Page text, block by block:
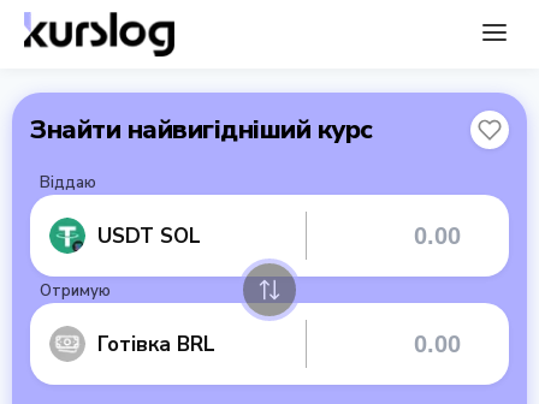
Знайти найвигідніший курс
Віддаю
USDT SOL
Отримую
Готівка BRL